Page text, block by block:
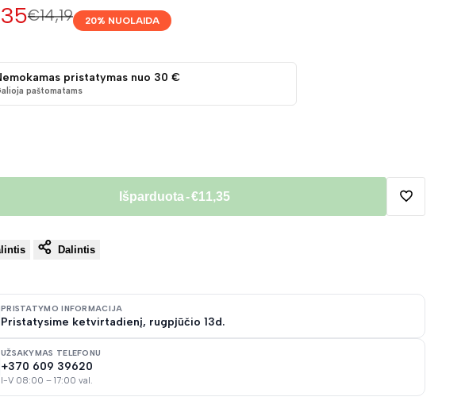
Įprasta
€14,19 20% NUOLAIDA
pristatymas nuo 30 €
paštomatams
Išparduota-€11,35
Pridėti
norų
sąrašą
Dalintis
PRISTATYMO INFORMACIJA
Pristatysime ketvirtadienį, rugpjūčio 13d.
UŽSAKYMAS TELEFONU
+370 609 39620
I-V 08:00 – 17:00 val.